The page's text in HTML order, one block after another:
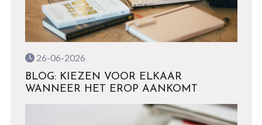
26-06-2026
BLOG: KIEZEN VOOR ELKAAR
WANNEER HET EROP AANKOMT